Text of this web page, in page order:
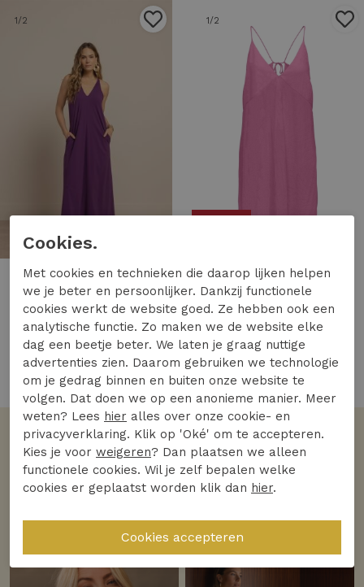
1/2
Studio Anneloes
159,95
1/2
Only
19,99
39,99
4 van de 4 gezien
Volgens jullie
De favoriete merken
Cookies.
Met cookies en technieken die daarop lijken helpen
we je beter en persoonlijker. Dankzij functionele
cookies werkt de website goed. Ze hebben ook een
analytische functie. Zo maken we de website elke
dag een beetje beter. We laten je graag nuttige
advertenties zien. Daarom gebruiken we technologie
om je gedrag binnen en buiten onze website te
volgen. Dat doen we op een anonieme manier. Meer
weten? Lees hier alles over onze cookie- en
privacyverklaring. Klik op 'Oké' om te accepteren.
Kies je voor weigeren? Dan plaatsen we alleen
functionele cookies. Wil je zelf bepalen welke
cookies er geplaatst worden klik dan hier.